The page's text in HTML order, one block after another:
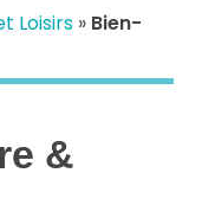
Loisirs » Bien-
&